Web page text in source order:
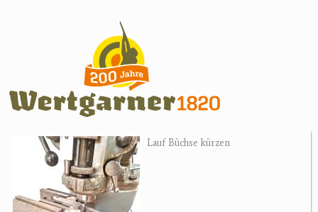
Zubehör
Jagdangebote
Jagdreviere
Bücher, Videos
Lauf Büchse kürzen